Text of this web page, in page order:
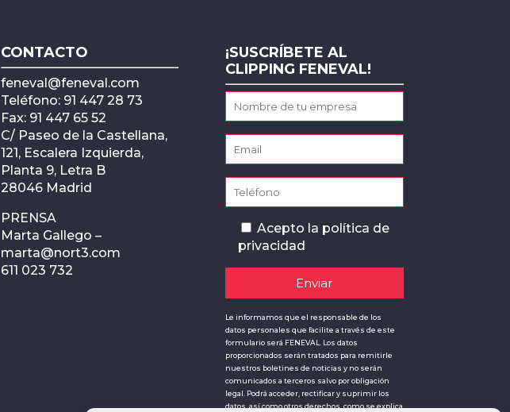
CONTACTO
feneval@feneval.com
Teléfono: 91 447 28 73
Fax: 91 447 65 52
C/ Paseo de la Castellana,
121, Escalera Izquierda,
Planta 9, Letra B
28046 Madrid
PRENSA
Marta Gallego –
marta@nort3.com
611 023 732
¡SUSCRÍBETE AL
CLIPPING FENEVAL!
Acepto la política de
privacidad
Le informamos que el responsable de los
datos personales que facilite a través de este
formulario será FENEVAL. Los datos
proporcionados serán tratados para remitirle
nuestros boletines de noticias y no serán
comunicados a terceros salvo por obligación
legal. Podrá acceder, rectificar y suprimir los
datos, así como otros derechos, como se explica